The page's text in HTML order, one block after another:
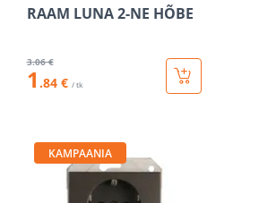
RAAM LUNA 2-NE HÕBE
3.06 €
1 .84 € / tk
KAMPAANIA